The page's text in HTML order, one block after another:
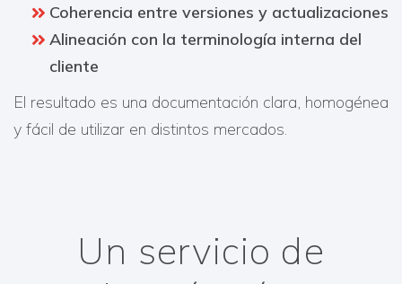
Coherencia entre versiones y actualizaciones
Alineación con la terminología interna del
cliente
El resultado es una documentación clara, homogénea
y fácil de utilizar en distintos mercados.
Un servicio de